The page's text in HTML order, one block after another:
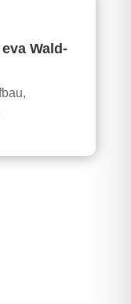
Wald-